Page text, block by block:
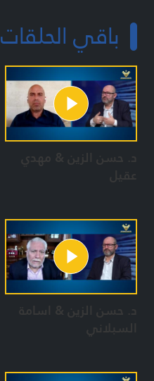
باقي الحلقات
د. حسن الزين & مهدي
عقيل
د. حسن الزين & اسامة
السبلاني